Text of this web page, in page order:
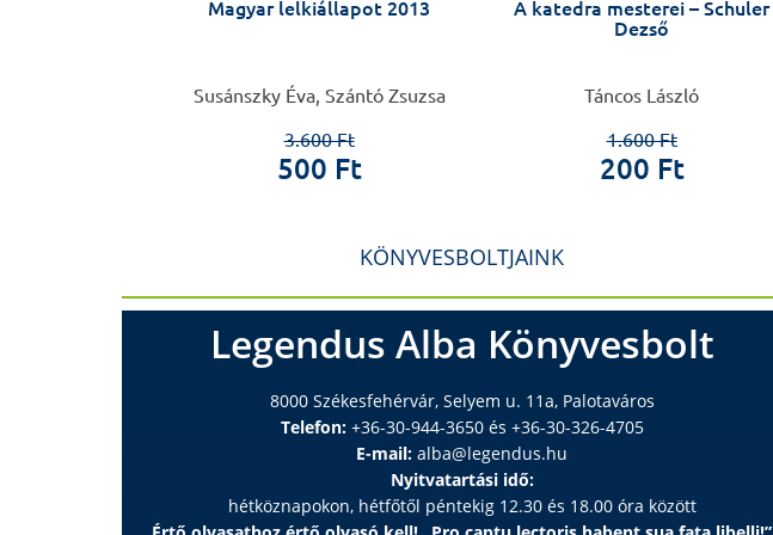
Magyar lelkiállapot 2013
Susánszky Éva, Szántó Zsuzsa
3.600 Ft
500 Ft
A katedra mesterei – Schuler
Dezső
Táncos László
1.600 Ft
200 Ft
KÖNYVESBOLTJAINK
Legendus Alba Könyvesbolt
8000 Székesfehérvár, Selyem u. 11a, Palotaváros
Telefon:+36-30-944-3650 és +36-30-326-4705
E-mail: alba@legendus.hu
Nyitvatartási idő:
hétköznapokon, hétfőtől péntekig 12.30 és 18.00 óra között